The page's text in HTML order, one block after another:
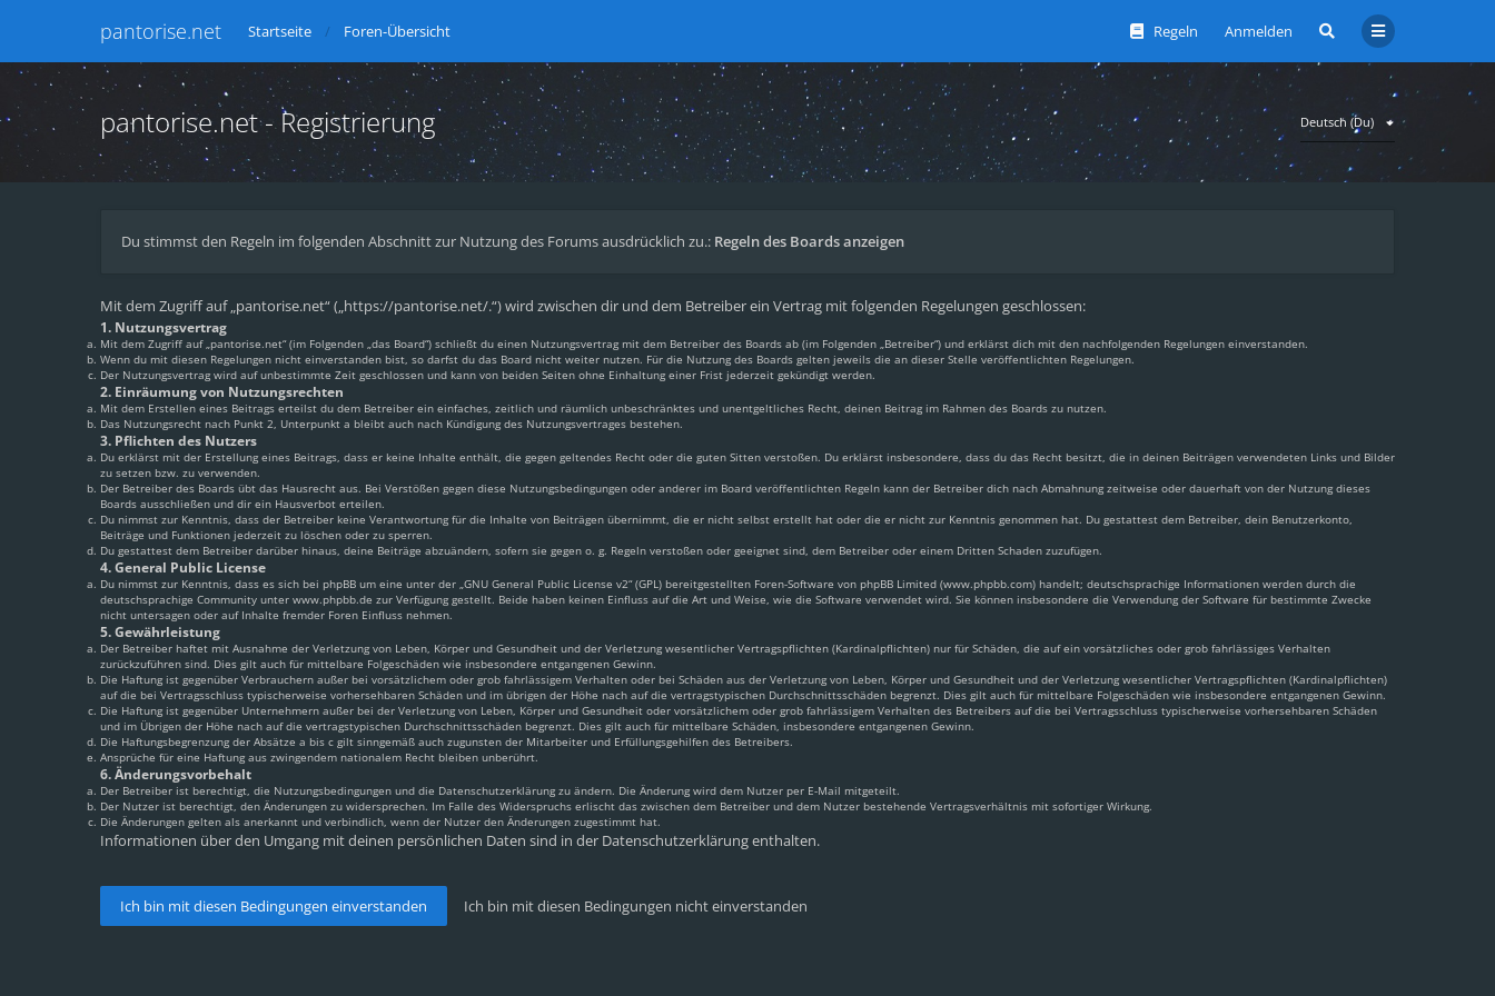
pantorise.net Regeln Anmelden
Startseite Foren-Übersicht
pantorise.net - Registrierung Deutsch (Du)
Du stimmst den Regeln im folgenden Abschnitt zur Nutzung des Forums ausdrücklich zu.: Regeln des Boards anzeigen
Mit dem Zugriff auf „pantorise.net“ („https://pantorise.net/.“) wird zwischen dir und dem Betreiber ein Vertrag mit folgenden Regelungen geschlossen:
1. Nutzungsvertrag
Mit dem Zugriff auf „pantorise.net“ (im Folgenden „das Board“) schließt du einen Nutzungsvertrag mit dem Betreiber des Boards ab (im Folgenden „Betreiber“) und erklärst dich mit den nachfolgenden Regelungen einverstanden.
Wenn du mit diesen Regelungen nicht einverstanden bist, so darfst du das Board nicht weiter nutzen. Für die Nutzung des Boards gelten jeweils die an dieser Stelle veröffentlichten Regelungen.
Der Nutzungsvertrag wird auf unbestimmte Zeit geschlossen und kann von beiden Seiten ohne Einhaltung einer Frist jederzeit gekündigt werden.
2. Einräumung von Nutzungsrechten
Mit dem Erstellen eines Beitrags erteilst du dem Betreiber ein einfaches, zeitlich und räumlich unbeschränktes und unentgeltliches Recht, deinen Beitrag im Rahmen des Boards zu nutzen.
Das Nutzungsrecht nach Punkt 2, Unterpunkt a bleibt auch nach Kündigung des Nutzungsvertrages bestehen.
3. Pflichten des Nutzers
Du erklärst mit der Erstellung eines Beitrags, dass er keine Inhalte enthält, die gegen geltendes Recht oder die guten Sitten verstoßen. Du erklärst insbesondere, dass du das Recht besitzt, die in deinen Beiträgen verwendeten Links und Bilder
zu setzen bzw. zu verwenden.
Der Betreiber des Boards übt das Hausrecht aus. Bei Verstößen gegen diese Nutzungsbedingungen oder anderer im Board veröffentlichten Regeln kann der Betreiber dich nach Abmahnung zeitweise oder dauerhaft von der Nutzung dieses
Boards ausschließen und dir ein Hausverbot erteilen.
Du nimmst zur Kenntnis, dass der Betreiber keine Verantwortung für die Inhalte von Beiträgen übernimmt, die er nicht selbst erstellt hat oder die er nicht zur Kenntnis genommen hat. Du gestattest dem Betreiber, dein Benutzerkonto,
Beiträge und Funktionen jederzeit zu löschen oder zu sperren.
Du gestattest dem Betreiber darüber hinaus, deine Beiträge abzuändern, sofern sie gegen o. g. Regeln verstoßen oder geeignet sind, dem Betreiber oder einem Dritten Schaden zuzufügen.
4. General Public License
Du nimmst zur Kenntnis, dass es sich bei phpBB um eine unter der „GNU General Public License v2“ (GPL) bereitgestellten Foren-Software von phpBB Limited (www.phpbb.com) handelt; deutschsprachige Informationen werden durch die
deutschsprachige Community unter www.phpbb.de zur Verfügung gestellt. Beide haben keinen Einfluss auf die Art und Weise, wie die Software verwendet wird. Sie können insbesondere die Verwendung der Software für bestimmte Zwecke
nicht untersagen oder auf Inhalte fremder Foren Einfluss nehmen.
5. Gewährleistung
Der Betreiber haftet mit Ausnahme der Verletzung von Leben, Körper und Gesundheit und der Verletzung wesentlicher Vertragspflichten (Kardinalpflichten) nur für Schäden, die auf ein vorsätzliches oder grob fahrlässiges Verhalten
zurückzuführen sind. Dies gilt auch für mittelbare Folgeschäden wie insbesondere entgangenen Gewinn.
Die Haftung ist gegenüber Verbrauchern außer bei vorsätzlichem oder grob fahrlässigem Verhalten oder bei Schäden aus der Verletzung von Leben, Körper und Gesundheit und der Verletzung wesentlicher Vertragspflichten (Kardinalpflichten)
auf die bei Vertragsschluss typischerweise vorhersehbaren Schäden und im übrigen der Höhe nach auf die vertragstypischen Durchschnittsschäden begrenzt. Dies gilt auch für mittelbare Folgeschäden wie insbesondere entgangenen Gewinn.
Die Haftung ist gegenüber Unternehmern außer bei der Verletzung von Leben, Körper und Gesundheit oder vorsätzlichem oder grob fahrlässigem Verhalten des Betreibers auf die bei Vertragsschluss typischerweise vorhersehbaren Schäden
und im Übrigen der Höhe nach auf die vertragstypischen Durchschnittsschäden begrenzt. Dies gilt auch für mittelbare Schäden, insbesondere entgangenen Gewinn.
Die Haftungsbegrenzung der Absätze a bis c gilt sinngemäß auch zugunsten der Mitarbeiter und Erfüllungsgehilfen des Betreibers.
Ansprüche für eine Haftung aus zwingendem nationalem Recht bleiben unberührt.
6. Änderungsvorbehalt
Der Betreiber ist berechtigt, die Nutzungsbedingungen und die Datenschutzerklärung zu ändern. Die Änderung wird dem Nutzer per E-Mail mitgeteilt.
Der Nutzer ist berechtigt, den Änderungen zu widersprechen. Im Falle des Widerspruchs erlischt das zwischen dem Betreiber und dem Nutzer bestehende Vertragsverhältnis mit sofortiger Wirkung.
Die Änderungen gelten als anerkannt und verbindlich, wenn der Nutzer den Änderungen zugestimmt hat.
Informationen über den Umgang mit deinen persönlichen Daten sind in der Datenschutzerklärung enthalten.